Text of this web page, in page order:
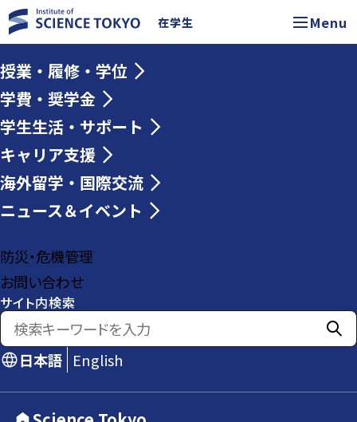
在学生 Menu
授業・履修・学位
学費・奨学金
学生生活・サポート
キャリア支援
海外留学・国際交流
ニュース＆イベント
防災・危機管理
お問い合わせ
サイト内検索
日本語 English